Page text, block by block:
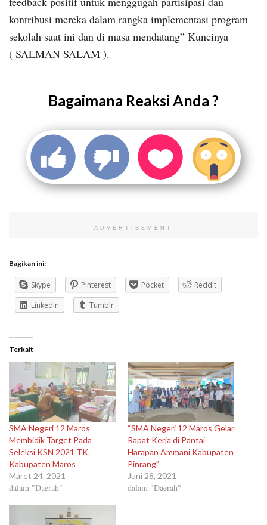
kontribusi mereka dalam rangka implementasi program
sekolah saat ini dan di masa mendatang” Kuncinya
( SALMAN SALAM ).
Bagaimana Reaksi Anda ?
ADVERTISEMENT
Bagikan ini:
Skype Pinterest Pocket
Reddit
LinkedIn
Tumblr
Terkait
SMA Negeri 12 Maros
Membidik Target Pada
Seleksi KSN 2021 TK.
Kabupaten Maros
Maret 24, 2021
dalam "Daerah"
“SMA Negeri 12 Maros Gelar
Rapat Kerja di Pantai
Harapan Ammani Kabupaten
Pinrang”
Juni 28, 2021
dalam "Daerah"